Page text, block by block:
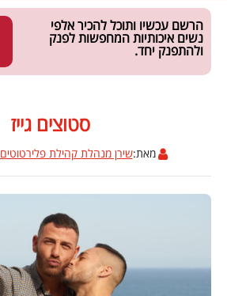
הרשם עכשיו ותוכל להכיר אלפי
נשים איכותיות המחפשות לפנק
ולהתפנק יחד.
סטוצים גייז
מאת:שירן מנהלת קהילת פלירטוטים